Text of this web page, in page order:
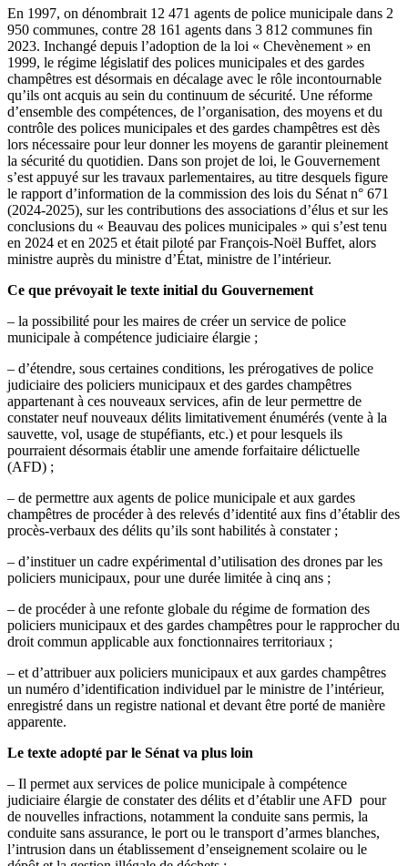
En 1997, on dénombrait 12 471 agents de police municipale dans 2
950 communes, contre 28 161 agents dans 3 812 communes fin
2023. Inchangé depuis l’adoption de la loi « Chevènement » en
1999, le régime législatif des polices municipales et des gardes
champêtres est désormais en décalage avec le rôle incontournable
qu’ils ont acquis au sein du continuum de sécurité. Une réforme
d’ensemble des compétences, de l’organisation, des moyens et du
contrôle des polices municipales et des gardes champêtres est dès
lors nécessaire pour leur donner les moyens de garantir pleinement
la sécurité du quotidien. Dans son projet de loi, le Gouvernement
s’est appuyé sur les travaux parlementaires, au titre desquels figure
le rapport d’information de la commission des lois du Sénat n° 671
(2024-2025), sur les contributions des associations d’élus et sur les
conclusions du « Beauvau des polices municipales » qui s’est tenu
en 2024 et en 2025 et était piloté par François-Noël Buffet, alors
ministre auprès du ministre d’État, ministre de l’intérieur.
Ce que prévoyait le texte initial du Gouvernement
– la possibilité pour les maires de créer un service de police
municipale à compétence judiciaire élargie ;
– d’étendre, sous certaines conditions, les prérogatives de police
judiciaire des policiers municipaux et des gardes champêtres
appartenant à ces nouveaux services, afin de leur permettre de
constater neuf nouveaux délits limitativement énumérés (vente à la
sauvette, vol, usage de stupéfiants, etc.) et pour lesquels ils
pourraient désormais établir une amende forfaitaire délictuelle
(AFD) ;
– de permettre aux agents de police municipale et aux gardes
champêtres de procéder à des relevés d’identité aux fins d’établir des
procès-verbaux des délits qu’ils sont habilités à constater ;
– d’instituer un cadre expérimental d’utilisation des drones par les
policiers municipaux, pour une durée limitée à cinq ans ;
– de procéder à une refonte globale du régime de formation des
policiers municipaux et des gardes champêtres pour le rapprocher du
droit commun applicable aux fonctionnaires territoriaux ;
– et d’attribuer aux policiers municipaux et aux gardes champêtres
un numéro d’identification individuel par le ministre de l’intérieur,
enregistré dans un registre national et devant être porté de manière
apparente.
Le texte adopté par le Sénat va plus loin
– Il permet aux services de police municipale à compétence
judiciaire élargie de constater des délits et d’établir une AFD pour
de nouvelles infractions, notamment la conduite sans permis, la
conduite sans assurance, le port ou le transport d’armes blanches,
l’intrusion dans un établissement d’enseignement scolaire ou le